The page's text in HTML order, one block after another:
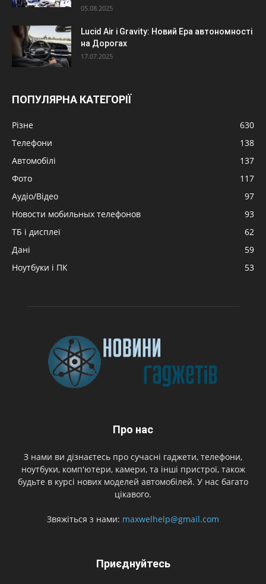
05.08.2025
Lucid Air і Gravity: Новий Ера автономності
на Дорогах
17.07.2025
ПОПУЛЯРНА КАТЕГОРІЇ
Різне
630
Телефони
138
Автомобілі
137
Фото
117
Аудіо/Відео
97
Новости мобильных телефонов
93
ТБ і дисплеї
62
Дані
59
Ноутбуки і ПК
53
Про нас
З нами ви дізнаєтесь про сучасні гаджети, телефони,
ноутбуки, комп'ютери, камери, та інші пристрої, також
будьте в курсі нових моделей автомобілей. У нас багато
цікавого.
Звяжіться з нами: maxwelhelp@gmail.com
Приєднуйтесь